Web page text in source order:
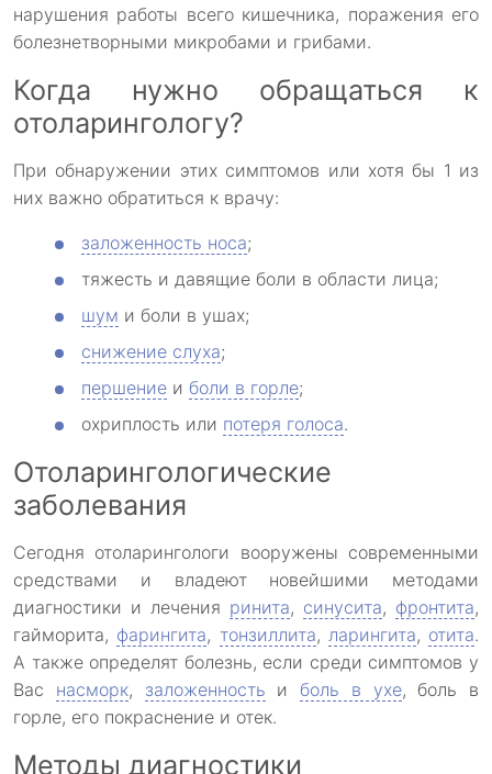
нарушения работы всего кишечника, поражения его
болезнетворными микробами и грибами.
Когда нужно обращаться к
отоларингологу?
При обнаружении этих симптомов или хотя бы 1 из
них важно обратиться к врачу:
заложенность носа;
тяжесть и давящие боли в области лица;
шум и боли в ушах;
снижение слуха;
першение и боли в горле;
охриплость или потеря голоса.
Отоларингологические
заболевания
Сегодня отоларингологи вооружены современными
средствами и владеют новейшими методами
диагностики и лечения ринита, синусита, фронтита,
гайморита, фарингита, тонзиллита, ларингита, отита.
А также определят болезнь, если среди симптомов у
Вас насморк, заложенность и боль в ухе, боль в
горле, его покраснение и отек.
Методы диагностики